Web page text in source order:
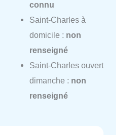
connu
Saint-Charles à
domicile : non
renseigné
Saint-Charles ouvert
dimanche : non
renseigné